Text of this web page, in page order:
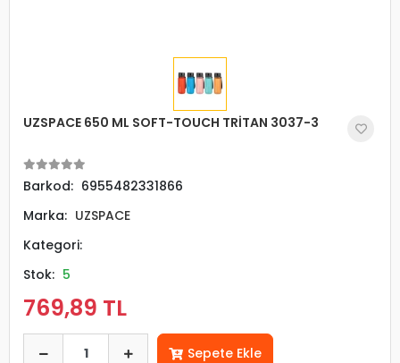
UZSPACE 650 ML SOFT-TOUCH TRİTAN 3037-3
Barkod: 6955482331866
Marka: UZSPACE
Kategori:
Stok: 5
769,89 TL
Sepete Ekle